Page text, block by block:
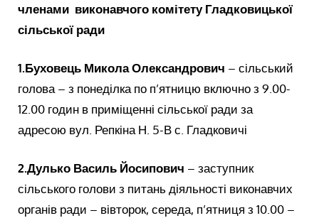
членами виконавчого комітету Гладковицької
сільської ради
1.Буховець Микола Олександрович – сільський
голова – з понеділка по п’ятницю включно з 9.00-
12.00 годин в приміщенні сільської ради за
адресою вул. Репкіна Н. 5-В с. Гладковичі
2.Дулько Василь Йосипович – заступник
сільського голови з питань діяльності виконавчих
органів ради – вівторок, середа, п’ятниця з 10.00 –